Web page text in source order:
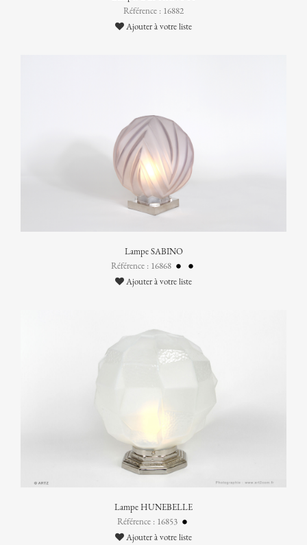
Référence : 16882
Ajouter à votre liste
Lampe SABINO
Référence : 16868
Ajouter à votre liste
Lampe HUNEBELLE
Référence : 16853
Ajouter à votre liste